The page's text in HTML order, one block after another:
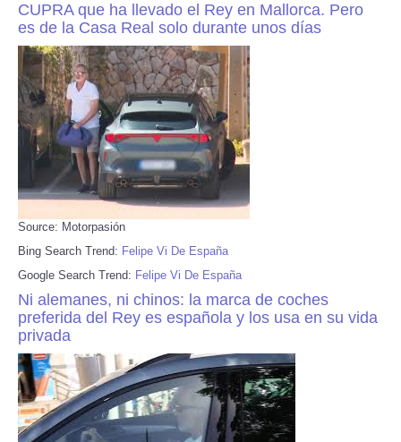
CUPRA que ha llevado el Rey en Mallorca. Pero
es de la Casa Real solo durante unos días
Source: Motorpasión
Bing Search Trend: Felipe Vi De España
Google Search Trend: Felipe Vi De España
Ni alemanes, ni chinos: la marca de coches
preferida del Rey es española y los usa en su vida
privada